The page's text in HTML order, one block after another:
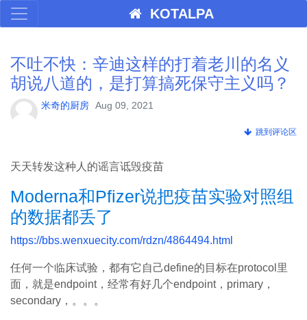
KOTALPA
不吐不快：辛迪这样的打着老川的名义
胡说八道的，是打算搞死保守主义吗？
米奇的厨房 Aug 09, 2021
跳到评论区
天天转发这种人的谣言诋毁疫苗
Moderna和Pfizer说把疫苗实验对照组
的数据都丢了
https://bbs.wenxuecity.com/rdzn/4864494.html
任何一个临床试验，都有它自己define的目标在protocol里
面，就是endpoint，经常有好几个endpoint，primary，
secondary，。。。